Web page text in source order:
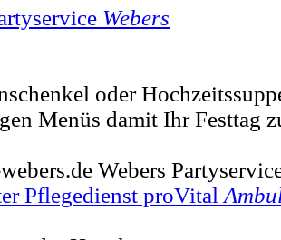
Webers
oder
Menüs damit Ihr Festtag
Webers
Pflegedienst proVital